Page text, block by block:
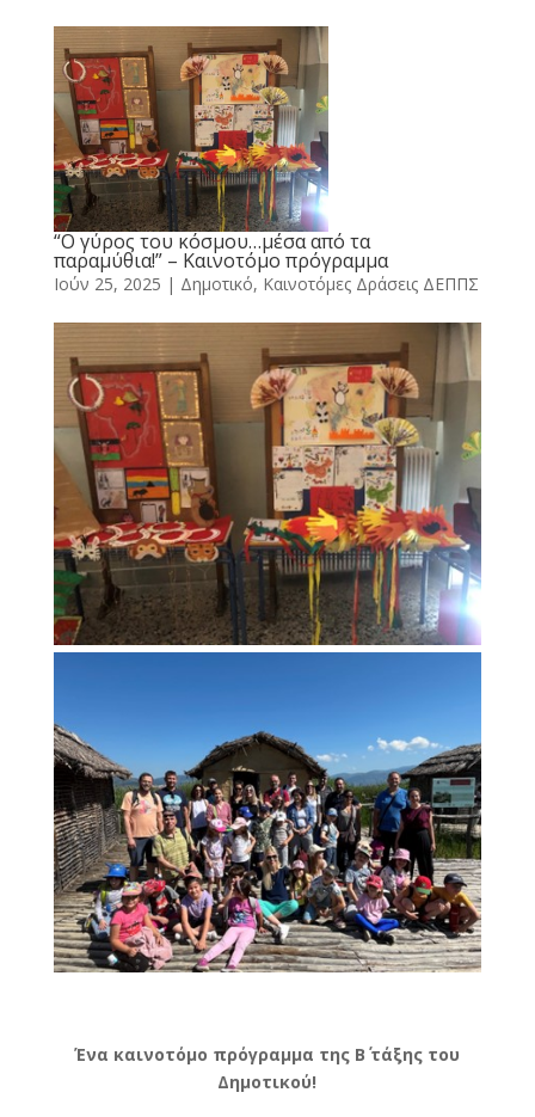
“Ο γύρος του κόσμου…μέσα από τα
παραμύθια!” – Καινοτόμο πρόγραμμα
Ιούν 25, 2025 | Δημοτικό, Καινοτόμες Δράσεις ΔΕΠΠΣ
Ένα καινοτόμο πρόγραμμα της Β΄ τάξης του
Δημοτικού!